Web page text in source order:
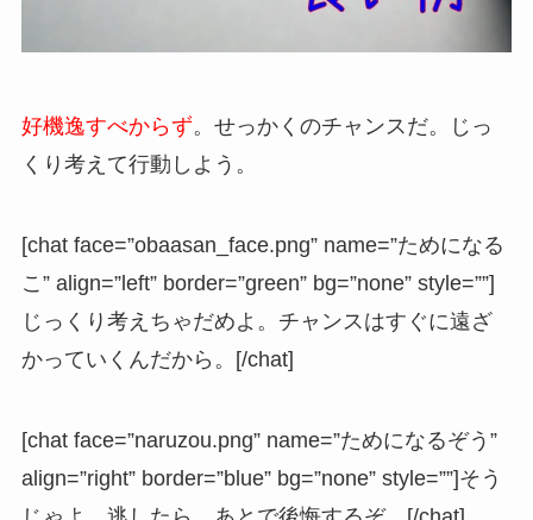
好機逸すべからず。せっかくのチャンスだ。じっ
くり考えて行動しよう。
[chat face=”obaasan_face.png” name=”ためになる
こ” align=”left” border=”green” bg=”none” style=””]
じっくり考えちゃだめよ。チャンスはすぐに遠ざ
かっていくんだから。[/chat]
[chat face=”naruzou.png” name=”ためになるぞう”
align=”right” border=”blue” bg=”none” style=””]そう